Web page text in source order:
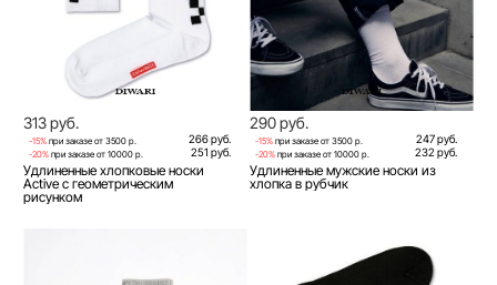
313 руб.
-15% при заказе от 3500 р. 266 руб.
-20% при заказе от 10000 р. 251 руб.
Удлиненные хлопковые носки
Active c геометрическим
рисунком
290 руб.
-15% при заказе от 3500 р. 247 руб.
-20% при заказе от 10000 р. 232 руб.
Удлиненные мужские носки из
хлопка в рубчик